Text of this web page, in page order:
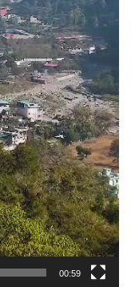
00:59